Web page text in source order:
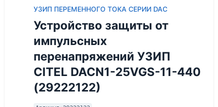
УЗИП ПЕРЕМЕННОГО ТОКА СЕРИИ DAC
Устройство защиты от
импульсных
перенапряжений УЗИП
CITEL DACN1-25VGS-11-440
(29222122)